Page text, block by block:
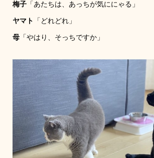
梅子「あたちは、あっちが気ににゃる」
ヤマト 「どれどれ」
母「やはり、そっちですか」